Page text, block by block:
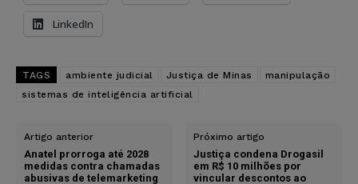
LinkedIn
TAGS ambiente judicial Justiça de Minas
manipulação
sistemas de inteligência artificial
Artigo anterior
Anatel prorroga até 2028
medidas contra chamadas
abusivas de telemarketing
Próximo artigo
Justiça condena Drogasil
em R$ 10 milhões por
vincular descontos ao